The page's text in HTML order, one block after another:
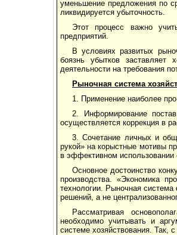
уменьшение предложения по
ликвидируется убыточность.
Этот процесс важно
предприятий.
В условиях развитых
боязнь убытков заставляет
деятельности на требования
Рыночная система
1. Применение наиболее
2. Информирование
осуществляется коррекция в
3. Сочетание личных и
рукой» на корыстные мотивы
в эффективном использовании
Основное достоинство
производства. «Экономика
технологии. Рыночная система
решений, а не
Рассматривая
необходимо учитывать и
системе хозяйствования. Так,